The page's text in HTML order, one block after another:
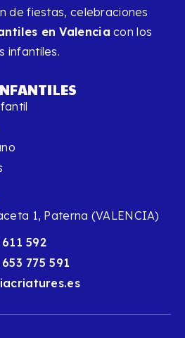
de fiestas, celebraciones
en Valencia con los
infantiles.
1, Paterna (VALENCIA)
592
775 591